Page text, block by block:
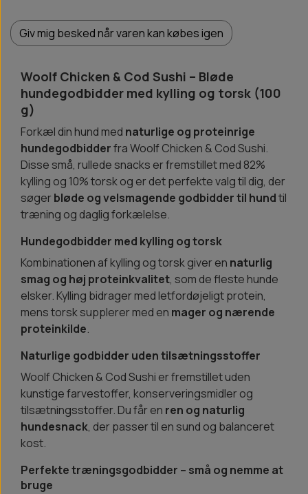
Giv mig besked når varen kan købes igen
Woolf Chicken & Cod Sushi – Bløde
hundegodbidder med kylling og torsk (100
g)
Forkæl din hund med naturlige og proteinrige
hundegodbidderfra Woolf Chicken & Cod Sushi.
Disse små, rullede snacks er fremstillet med 82%
kylling og 10% torsk og er det perfekte valg til dig, der
søgerbløde og velsmagende godbidder til hundtil
træning og daglig forkælelse.
Hundegodbidder med kylling og torsk
Kombinationen af kylling og torsk giver en naturlig
smag og høj proteinkvalitet, som de fleste hunde
elsker. Kylling bidrager med letfordøjeligt protein,
mens torsk supplerer med en mager og nærende
proteinkilde.
Naturlige godbidder uden tilsætningsstoffer
Woolf Chicken & Cod Sushi er fremstillet uden
kunstige farvestoffer, konserveringsmidler og
tilsætningsstoffer. Du får en ren og naturlig
hundesnack, der passer til en sund og balanceret
kost.
Perfekte træningsgodbidder – små og nemme at
bruge